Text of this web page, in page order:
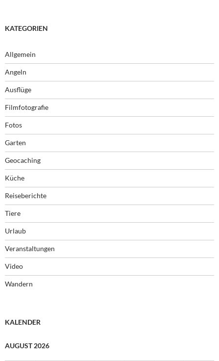
KATEGORIEN
Allgemein
Angeln
Ausflüge
Filmfotografie
Fotos
Garten
Geocaching
Küche
Reiseberichte
Tiere
Urlaub
Veranstaltungen
Video
Wandern
KALENDER
AUGUST 2026